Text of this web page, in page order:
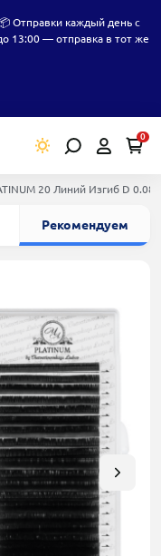
Отправки каждый день с
13:00 — отправка в тот же
0
20 Линий Изгиб D
Рекомендуем